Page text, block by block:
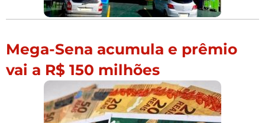
Mega-Sena acumula e prêmio
vai a R$ 150 milhões